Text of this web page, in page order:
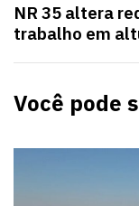
NR 35 altera
trabalho em
Você pode